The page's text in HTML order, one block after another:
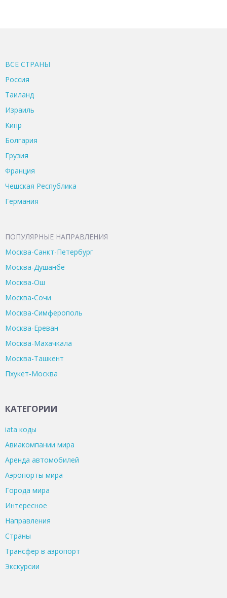
ВСЕ CТРАНЫ
Россия
Таиланд
Израиль
Кипр
Болгария
Грузия
Франция
Чешская Республика
Германия
ПОПУЛЯРНЫЕ НАПРАВЛЕНИЯ
Москва-Санкт-Петербург
Москва-Душанбе
Москва-Ош
Москва-Сочи
Москва-Симферополь
Москва-Ереван
Москва-Махачкала
Москва-Ташкент
Пхукет-Москва
КАТЕГОРИИ
iata коды
Авиакомпании мира
Аренда автомобилей
Аэропорты мира
Города мира
Интересное
Направления
Страны
Трансфер в аэропорт
Экскурсии